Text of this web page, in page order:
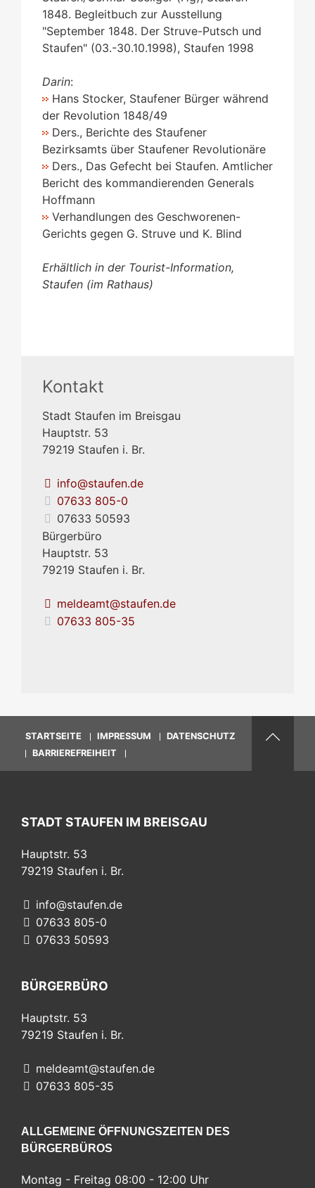
1848. Begleitbuch zur Ausstellung
"September 1848. Der Struve-Putsch und
Staufen" (03.-30.10.1998), Staufen 1998
Darin:
Hans Stocker, Staufener Bürger während
der Revolution 1848/49
Ders., Berichte des Staufener
Bezirksamts über Staufener Revolutionäre
Ders., Das Gefecht bei Staufen. Amtlicher
Bericht des kommandierenden Generals
Hoffmann
Verhandlungen des Geschworenen-
Gerichts gegen G. Struve und K. Blind
Erhältlich in der Tourist-Information,
Staufen (im Rathaus)
Kontakt
Stadt Staufen im Breisgau
Hauptstr. 53
79219 Staufen i. Br.
info@staufen.de
07633 805-0
07633 50593
Bürgerbüro
Hauptstr. 53
79219 Staufen i. Br.
meldeamt@staufen.de
07633 805-35
STARTSEITE IMPRESSUM
DATENSCHUTZ
BARRIEREFREIHEIT
STADT STAUFEN IM BREISGAU
Hauptstr. 53
79219 Staufen i. Br.
info@staufen.de
07633 805-0
07633 50593
BÜRGERBÜRO
Hauptstr. 53
79219 Staufen i. Br.
meldeamt@staufen.de
07633 805-35
ALLGEMEINE ÖFFNUNGSZEITEN DES
BÜRGERBÜROS
Montag - Freitag 08:00 - 12:00 Uhr